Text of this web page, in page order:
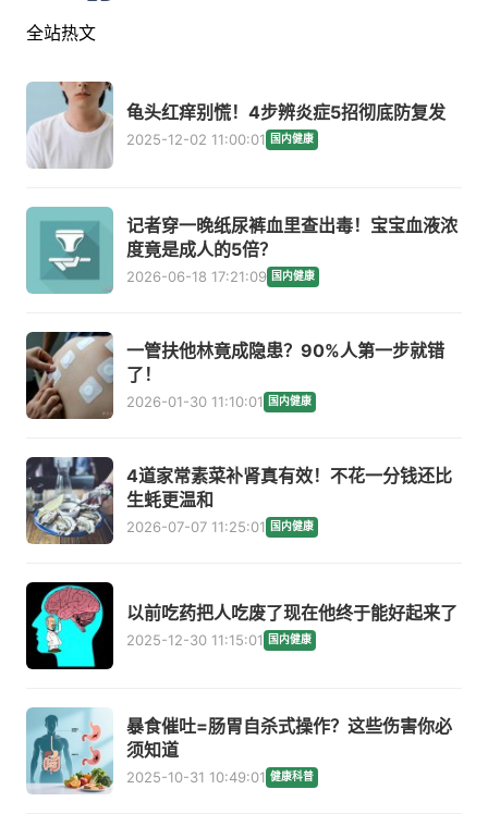
全站热文
龟头红痒别慌！4步辨炎症5招彻底防复发
2025-12-02 11:00:01 国内健康
记者穿一晚纸尿裤血里查出毒！宝宝血液浓
度竟是成人的5倍？
2026-06-18 17:21:09 国内健康
一管扶他林竟成隐患？90%人第一步就错
了！
2026-01-30 11:10:01 国内健康
4道家常素菜补肾真有效！不花一分钱还比
生蚝更温和
2026-07-07 11:25:01 国内健康
以前吃药把人吃废了现在他终于能好起来了
2025-12-30 11:15:01 国内健康
暴食催吐=肠胃自杀式操作？这些伤害你必
须知道
2025-10-31 10:49:01 健康科普